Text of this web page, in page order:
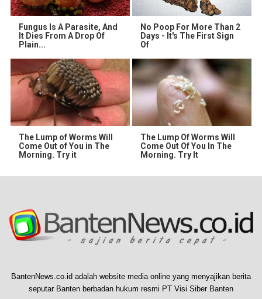
Fungus Is A Parasite, And
It Dies From A Drop Of
Plain...
No Poop For More Than 2
Days - It's The First Sign
Of
The Lump of Worms Will
Come Out of You in The
Morning. Try it
The Lump Of Worms Will
Come Out Of You In The
Morning. Try It
BantenNews.co.id adalah website media online yang menyajikan berita
seputar Banten berbadan hukum resmi PT Visi Siber Banten